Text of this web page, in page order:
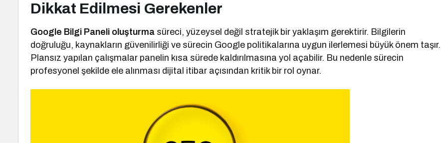
Dikkat Edilmesi Gerekenler
Google Bilgi Paneli oluşturma süreci, yüzeysel değil stratejik bir yaklaşım gerektirir. Bilgilerin
doğruluğu, kaynakların güvenilirliği ve sürecin Google politikalarına uygun ilerlemesi büyük önem taşır.
Plansız yapılan çalışmalar panelin kısa sürede kaldırılmasına yol açabilir. Bu nedenle sürecin
profesyonel şekilde ele alınması dijital itibar açısından kritik bir rol oynar.